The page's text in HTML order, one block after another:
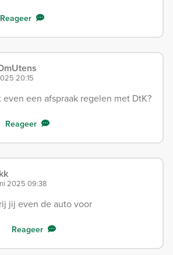
Reageer
20:15
een afspraak regelen met DtK?
Reageer
2025 09:38
jij even de auto voor
Reageer